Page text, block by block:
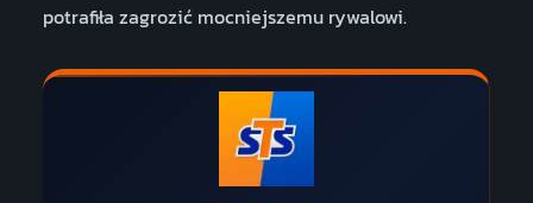
potrafiła zagrozić mocniejszemu rywalowi.